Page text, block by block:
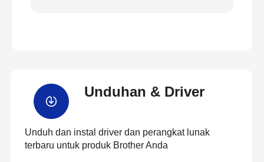
Unduhan & Driver
Unduh dan instal driver dan perangkat lunak
terbaru untuk produk Brother Anda